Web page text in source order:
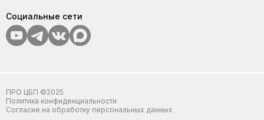
Социальные сети
ПРО ЦБП ©2025
Политика конфиденциальности
Согласие на обработку персональных данных